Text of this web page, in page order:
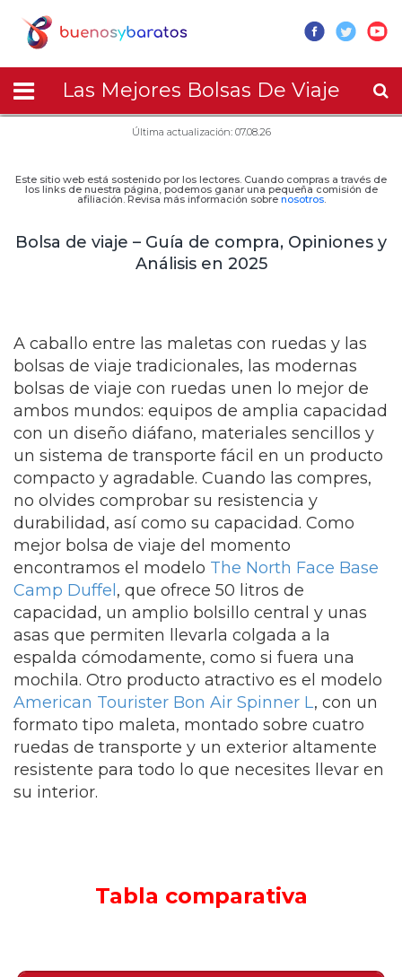
Las Mejores Bolsas De Viaje
Última actualización: 07.08.26
Este sitio web está sostenido por los lectores. Cuando compras a través de
los links de nuestra página, podemos ganar una pequeña comisión de
afiliación. Revisa más información sobre nosotros.
Bolsa de viaje – Guía de compra, Opiniones y
Análisis en 2025
A caballo entre las maletas con ruedas y las
bolsas de viaje tradicionales, las modernas
bolsas de viaje con ruedas unen lo mejor de
ambos mundos: equipos de amplia capacidad
con un diseño diáfano, materiales sencillos y
un sistema de transporte fácil en un producto
compacto y agradable. Cuando las compres,
no olvides comprobar su resistencia y
durabilidad, así como su capacidad. Como
mejor bolsa de viaje del momento
encontramos el modelo The North Face Base
Camp Duffel , que ofrece 50 litros de
capacidad, un amplio bolsillo central y unas
asas que permiten llevarla colgada a la
espalda cómodamente, como si fuera una
mochila. Otro producto atractivo es el modelo
American Tourister Bon Air Spinner L, con un
formato tipo maleta, montado sobre cuatro
ruedas de transporte y un exterior altamente
resistente para todo lo que necesites llevar en
su interior.
Tabla comparativa